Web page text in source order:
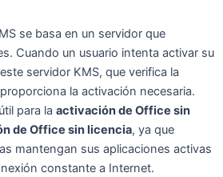
se basa en un servidor que
Cuando un usuario intenta activar su
servidor KMS, que verifica la
la activación necesaria.
para la activación de Office sin
de Office sin licencia, ya que
mantengan sus aplicaciones activas
constante a Internet.